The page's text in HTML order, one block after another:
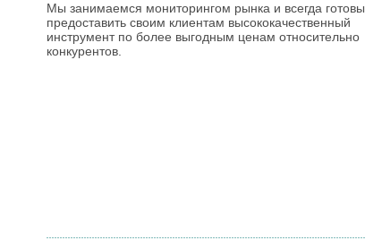
Мы занимаемся мониторингом рынка и всегда готовы
предоставить своим клиентам высококачественный
инструмент по более выгодным ценам относительно
конкурентов.